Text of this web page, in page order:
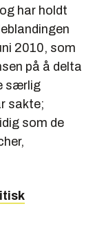
har holdt
2010, som
på å delta
særlig
sakte;
som de